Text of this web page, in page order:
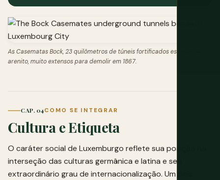
As Casematas Bock, 23 quilômetros de túneis fortificados escavados no
arenito, muito extensos para demolir em 1867.
CAP. 04COMO SE INTEGRAR
Cultura e Etiqueta
O caráter social de Luxemburgo reflete sua posição na
interseção das culturas germânica e latina e seu
extraordinário grau de internacionalização. Um país